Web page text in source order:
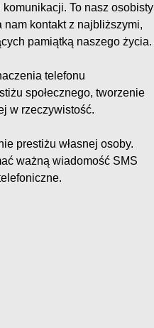
To nasz osobisty
kontakt z najbliższymi,
pamiątką naszego życia.
telefonu
społecznego, tworzenie
w rzeczywistość.
prestiżu własnej osoby.
ważną wiadomość SMS